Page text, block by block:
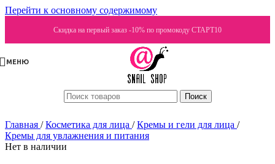
Перейти к основному содержимому
Скидка на первый заказ -10% по промокоду СТАРТ10
МЕНЮ
Поиск
Главная / Косметика для лица / Кремы и гели для лица /
Кремы для увлажнения и питания
Нет в наличии